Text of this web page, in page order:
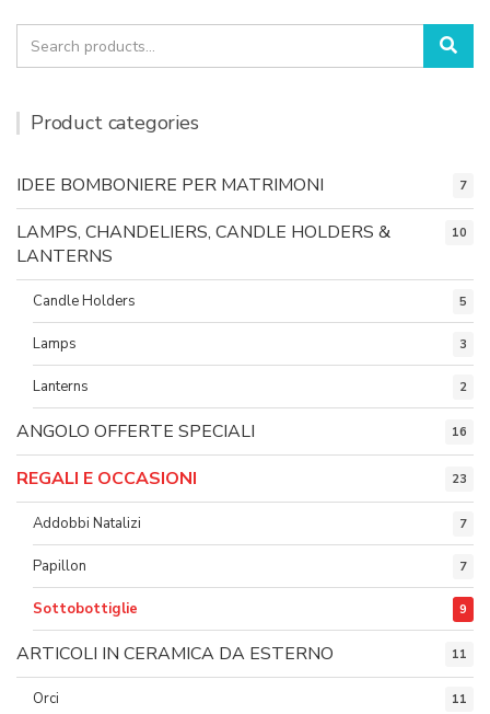
Search
for:
Product categories
IDEE BOMBONIERE PER MATRIMONI 7
LAMPS, CHANDELIERS, CANDLE HOLDERS &
LANTERNS
10
Candle Holders 5
Lamps 3
Lanterns 2
ANGOLO OFFERTE SPECIALI 16
REGALI E OCCASIONI 23
Addobbi Natalizi 7
Papillon 7
Sottobottiglie 9
ARTICOLI IN CERAMICA DA ESTERNO 11
Orci 11